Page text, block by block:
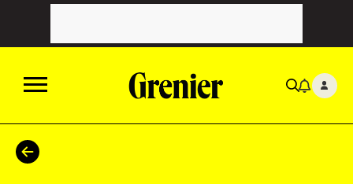
ACTUALITÉS